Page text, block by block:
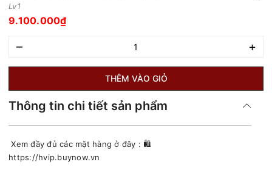
Lv1
9.100.000₫
– +
THÊM VÀO GIỎ
Thông tin chi tiết sản phẩm
Xem đầy đủ các mặt hàng ở đây : 🛍
https://hvip.buynow.vn